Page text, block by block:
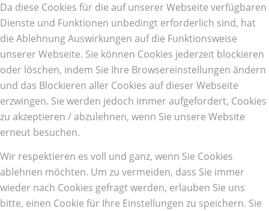
Da diese Cookies für die auf unserer Webseite verfügbaren
Dienste und Funktionen unbedingt erforderlich sind, hat
die Ablehnung Auswirkungen auf die Funktionsweise
unserer Webseite. Sie können Cookies jederzeit blockieren
oder löschen, indem Sie Ihre Browsereinstellungen ändern
und das Blockieren aller Cookies auf dieser Webseite
erzwingen. Sie werden jedoch immer aufgefordert, Cookies
zu akzeptieren / abzulehnen, wenn Sie unsere Website
erneut besuchen.
Wir respektieren es voll und ganz, wenn Sie Cookies
ablehnen möchten. Um zu vermeiden, dass Sie immer
wieder nach Cookies gefragt werden, erlauben Sie uns
bitte, einen Cookie für Ihre Einstellungen zu speichern. Sie